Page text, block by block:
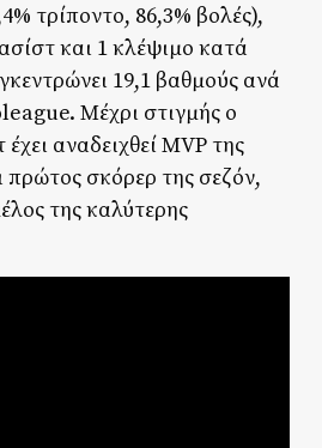
τρίποντο, 86,3% βολές),
και 1 κλέψιμο κατά
19,1 βαθμούς ανά
Μέχρι στιγμής ο
αναδειχθεί MVP της
σκόρερ της σεζόν,
της καλύτερης